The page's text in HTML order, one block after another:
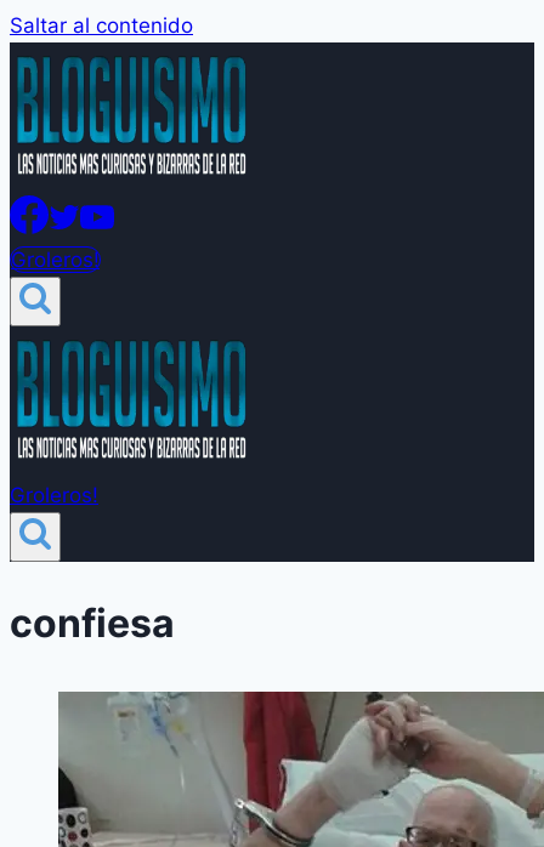
Saltar al contenido
Groleros!
Groleros!
confiesa